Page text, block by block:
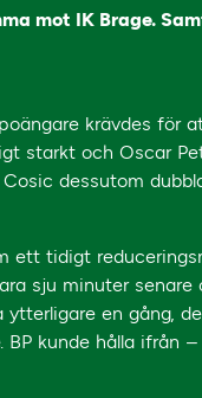
mot IK Brage.
krävdes för
starkt och Oscar
dessutom
ett tidigt
sju minuter
en gång,
kunde hålla ifrån